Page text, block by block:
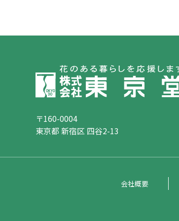
〒160-0004
東京都 新宿区 四谷2-13
会社概要